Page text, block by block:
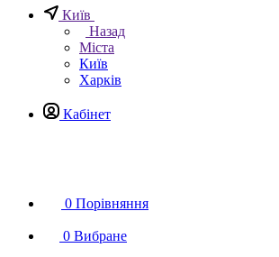
Київ
Назад
Міста
Київ
Харків
Кабінет
0 Порівняння
0 Вибране